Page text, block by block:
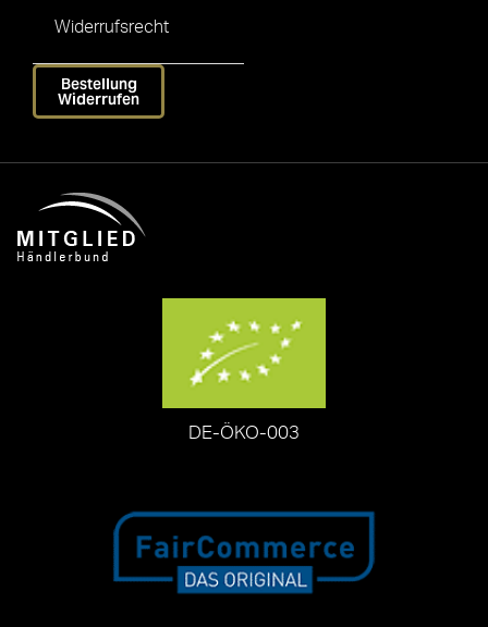
Widerrufsrecht
Bestellung
Widerrufen
DE-ÖKO-003